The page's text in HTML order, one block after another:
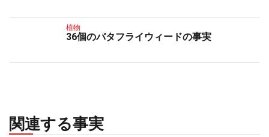
植物
36個のバタフライウィードの事実
関連する事実